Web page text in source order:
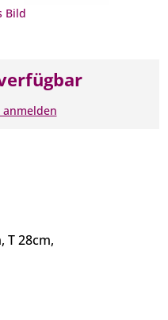
Bild
anmelden
T 28cm,